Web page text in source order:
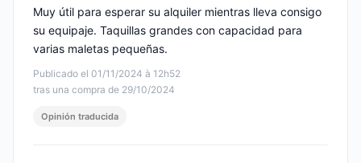
Publicado el 01/11/2024 à 12h52
tras una compra de 29/10/2024
Muy útil para esperar su alquiler mientras lleva consigo
su equipaje. Taquillas grandes con capacidad para
varias maletas pequeñas.
Opinión traducida